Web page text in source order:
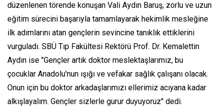
düzenlenen törende konuşan Vali Aydın Baruş, zorlu ve uzun
eğitim sürecini başarıyla tamamlayarak hekimlik mesleğine
ilk adımlarını atan gençlerin sevincine tanıklık ettiklerini
vurguladı. SBÜ Tıp Fakültesi Rektörü Prof. Dr. Kemalettin
Aydın ise "Gençler artık doktor meslektaşlarımız, bu
çocuklar Anadolu'nun ışığı ve vefakar sağlık çalışanı olacak.
Onun için bu doktor arkadaşlarımızı ellerimiz acıyana kadar
alkışlayalım. Gençler sizlerle gurur duyuyoruz" dedi.